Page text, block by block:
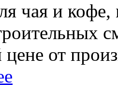
чая и
от